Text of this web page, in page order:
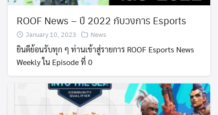
ROOF News – ปี 2022 กับวงการ Esports
January 10, 2023 News
ยินดีย้อนรับทุก ๆ ท่านเข้าสู่รายการ ROOF Esports News
Weekly ใน Episode ที่ 0